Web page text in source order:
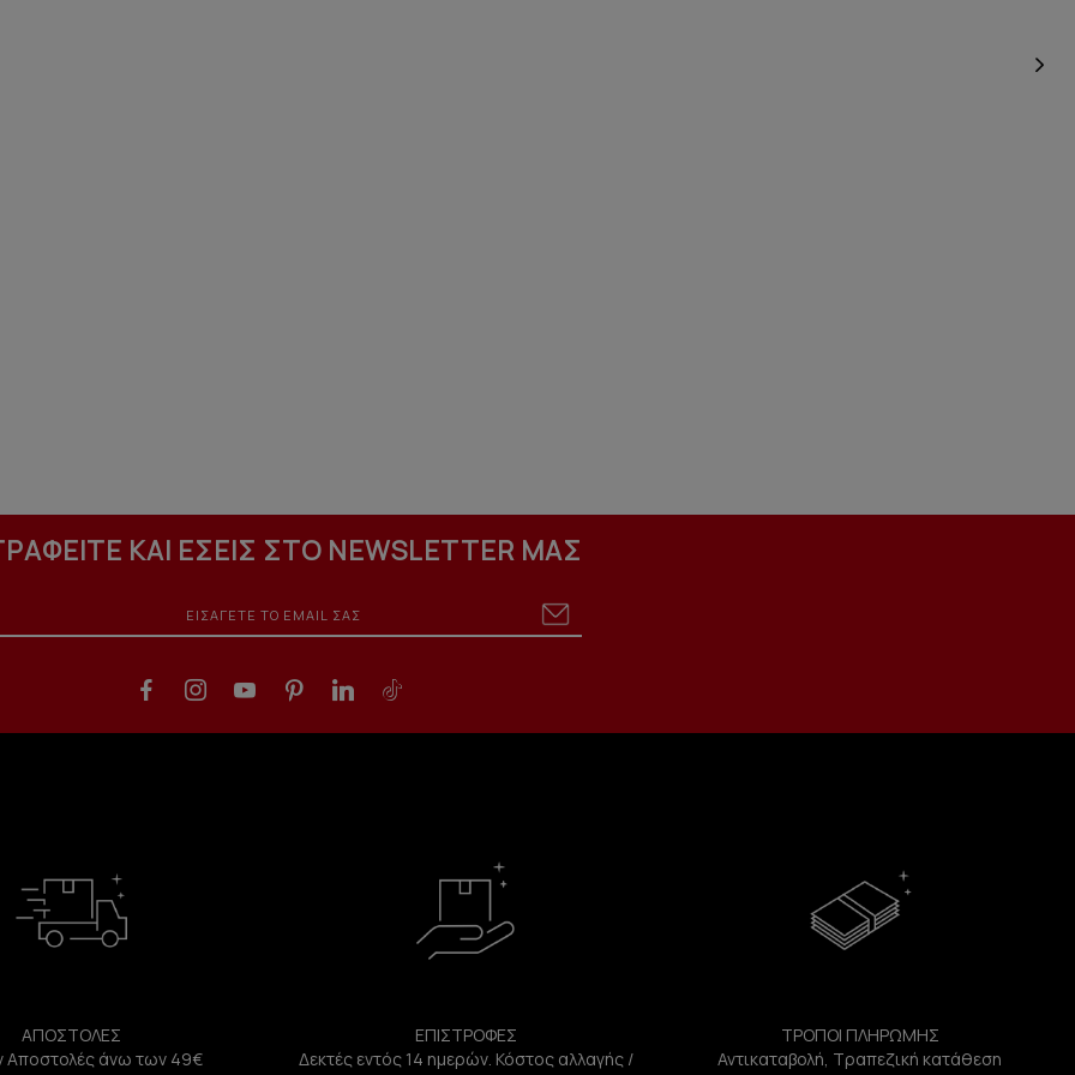
ΚΑΙ ΕΣΕΙΣ ΣΤΟ NEWSLETTER ΜΑΣ
ΑΠΟΣΤΟΛΕΣ
Αποστολές άνω των 49€
ΕΠΙΣΤΡΟΦΕΣ
Δεκτές εντός 14 ημερών. Κόστος αλλαγής /
ΤΡΟΠΟΙ ΠΛΗΡΩΜΗΣ
Αντικαταβολή, Τραπεζική κατάθεση